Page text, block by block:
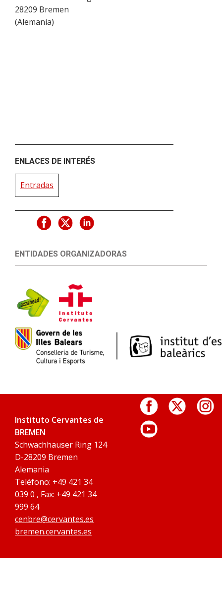
28209 Bremen
(Alemania)
ENLACES DE INTERÉS
Entradas
ENTIDADES ORGANIZADORAS
Instituto Cervantes de
BREMEN
Schwachhauser Ring 124
D-28209 Bremen
Alemania
Teléfono: +49 421 34
039 0 , Fax: +49 421 34
999 64
cenbre@cervantes.es
bremen.cervantes.es